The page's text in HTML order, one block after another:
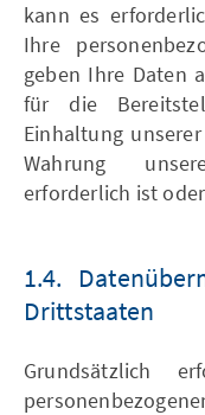
kann es
Ihre
geben Ihre Daten
für die
Einhaltung
Wahrung
erforderlich ist
1.4.
Drittstaaten
Grundsätzlich